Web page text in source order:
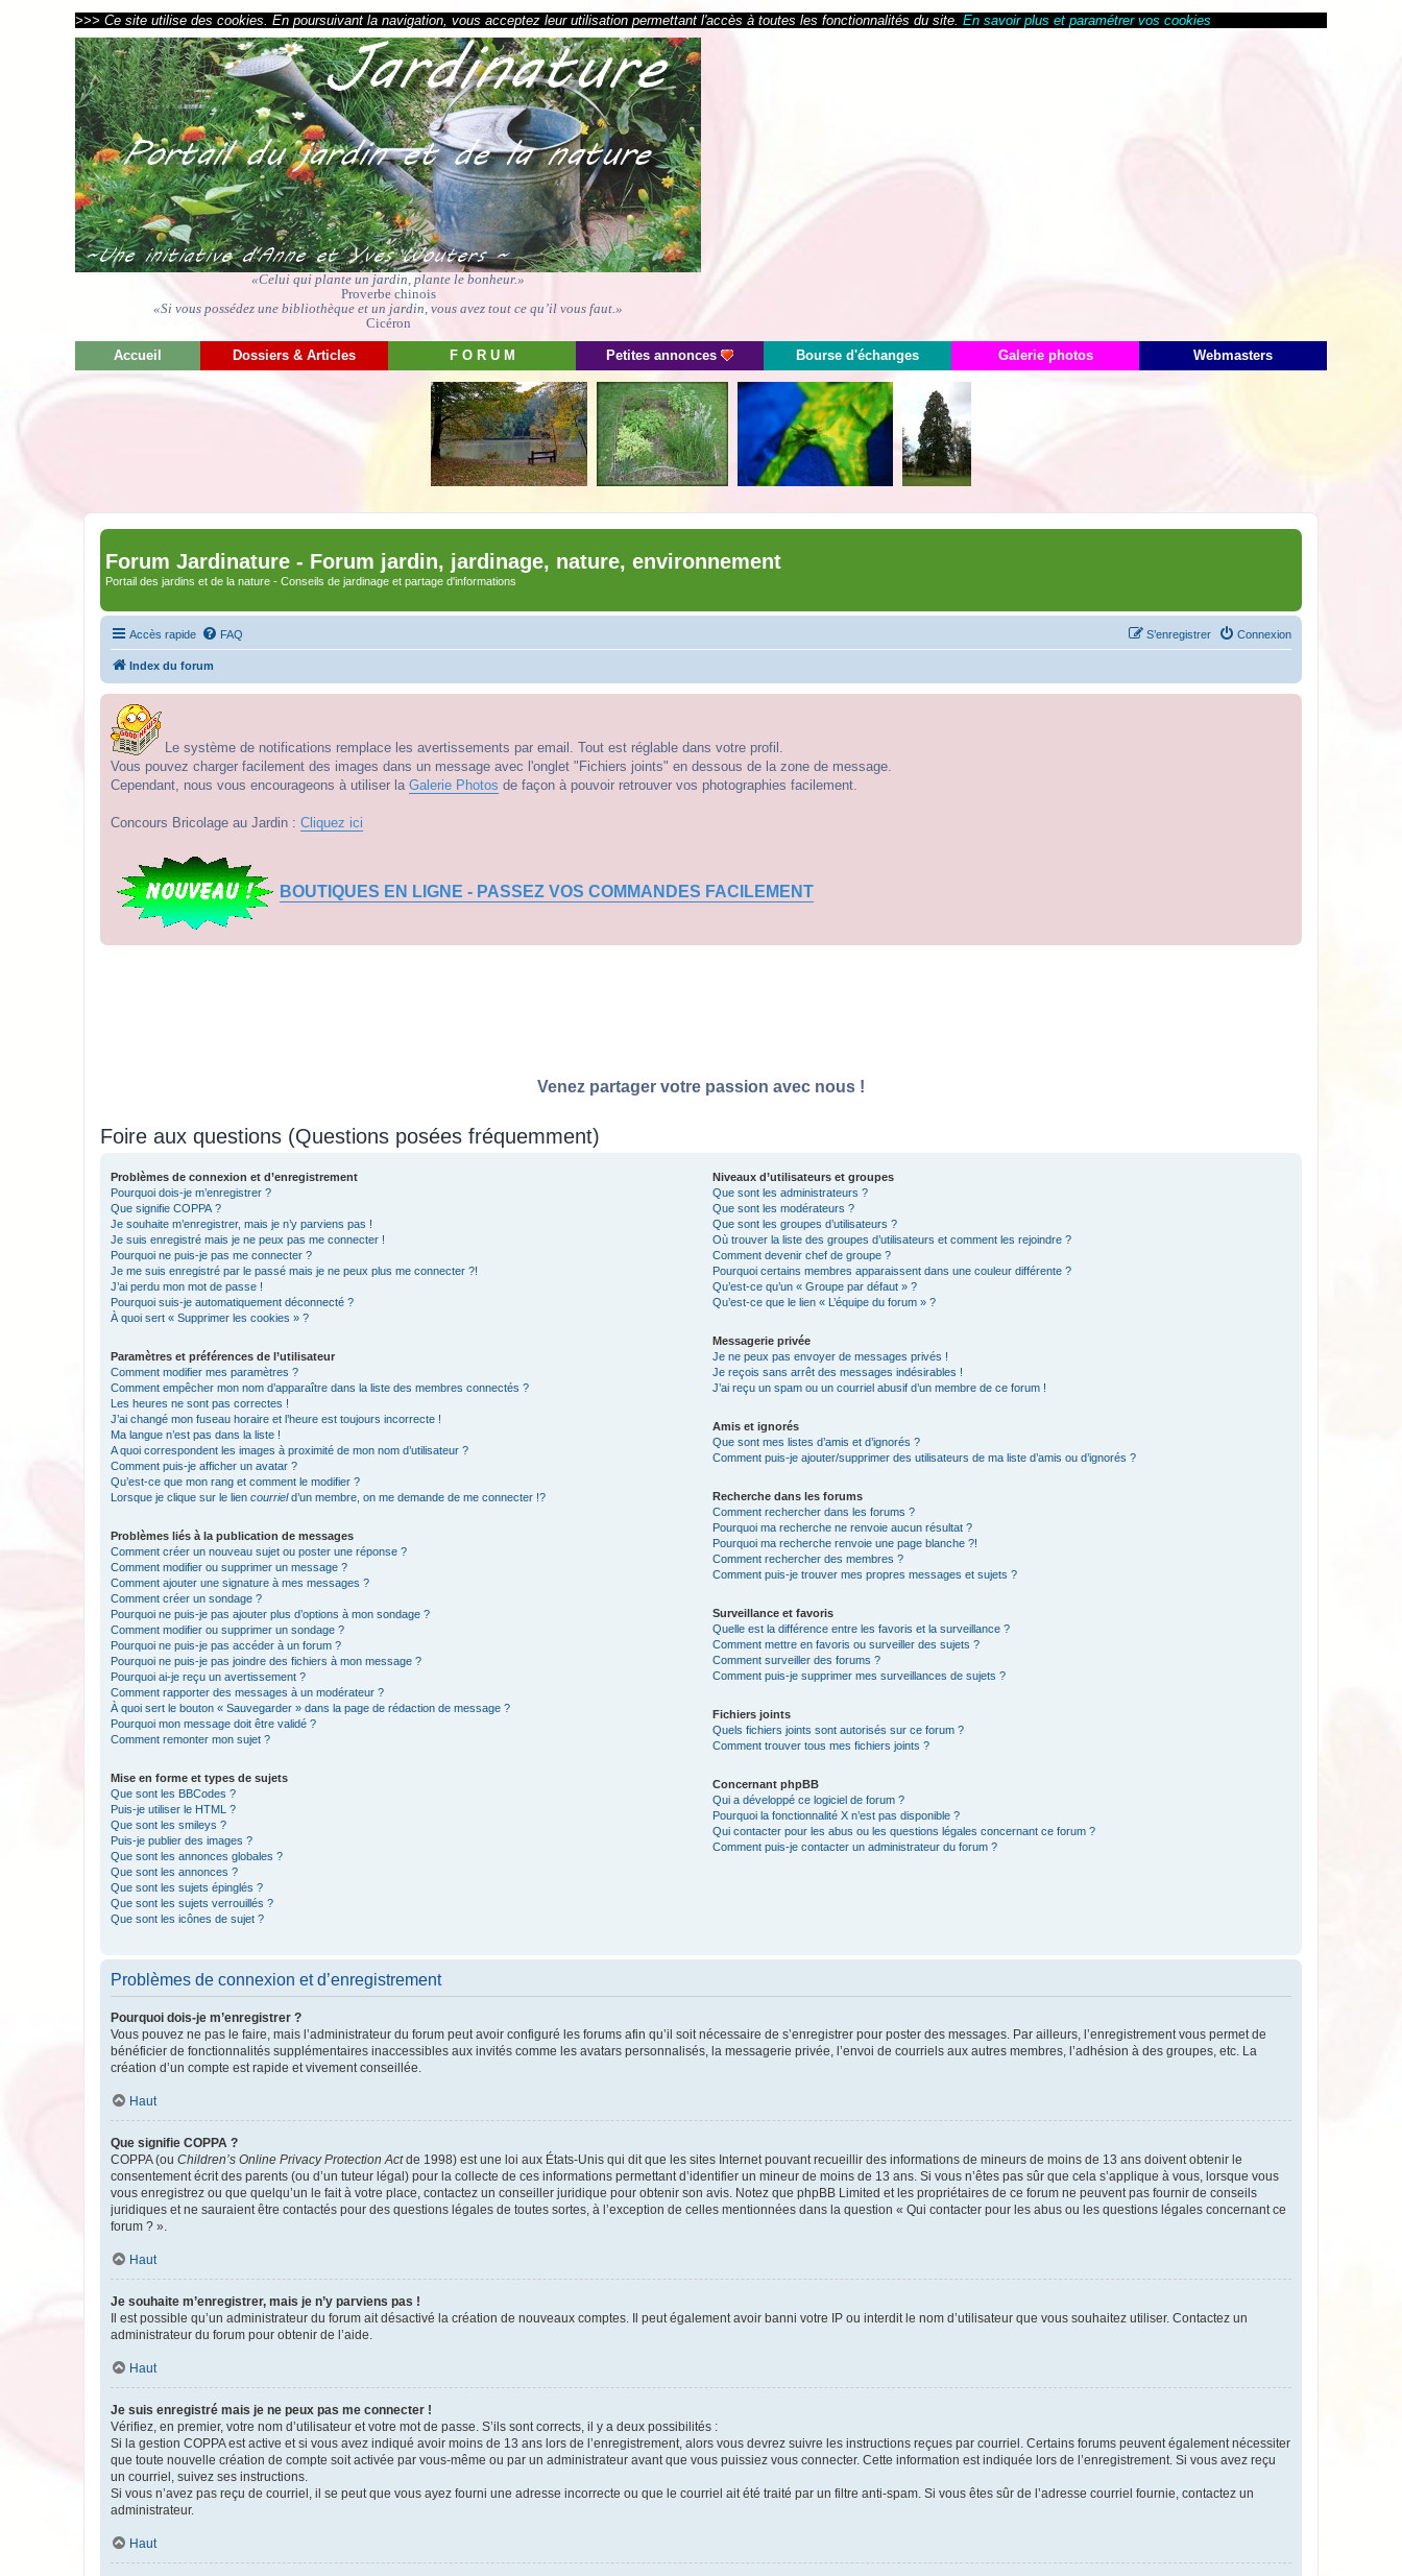
>>> Ce site utilise des cookies. En poursuivant la navigation, vous acceptez leur utilisation permettant l'accès à toutes les fonctionnalités du site. En savoir plus et paramétrer vos cookies
«Celui qui plante un jardin, plante le bonheur.»
Proverbe chinois
«Si vous possédez une bibliothèque et un jardin, vous avez tout ce qu’il vous faut.»
Cicéron
Accueil Dossiers & Articles F O R U M Petites annonces Bourse d'échanges Galerie photos Webmasters
Forum Jardinature - Forum jardin, jardinage, nature, environnement
Portail des jardins et de la nature - Conseils de jardinage et partage d'informations
Accès rapide FAQ Connexion
S’enregistrer
Index du forum
Le système de notifications remplace les avertissements par email. Tout est réglable dans votre profil.
Vous pouvez charger facilement des images dans un message avec l'onglet "Fichiers joints" en dessous de la zone de message.
Cependant, nous vous encourageons à utiliser la Galerie Photos de façon à pouvoir retrouver vos photographies facilement.
Concours Bricolage au Jardin : Cliquez ici
BOUTIQUES EN LIGNE - PASSEZ VOS COMMANDES FACILEMENT
Venez partager votre passion avec nous !
Foire aux questions (Questions posées fréquemment)
Problèmes de connexion et d’enregistrement
Pourquoi dois-je m’enregistrer ?
Que signifie COPPA ?
Je souhaite m’enregistrer, mais je n’y parviens pas !
Je suis enregistré mais je ne peux pas me connecter !
Pourquoi ne puis-je pas me connecter ?
Je me suis enregistré par le passé mais je ne peux plus me connecter ?!
J’ai perdu mon mot de passe !
Pourquoi suis-je automatiquement déconnecté ?
À quoi sert « Supprimer les cookies » ?
Paramètres et préférences de l’utilisateur
Comment modifier mes paramètres ?
Comment empêcher mon nom d’apparaître dans la liste des membres connectés ?
Les heures ne sont pas correctes !
J’ai changé mon fuseau horaire et l’heure est toujours incorrecte !
Ma langue n’est pas dans la liste !
A quoi correspondent les images à proximité de mon nom d’utilisateur ?
Comment puis-je afficher un avatar ?
Qu’est-ce que mon rang et comment le modifier ?
Lorsque je clique sur le lien courrield’un membre, on me demande de me connecter !?
Problèmes liés à la publication de messages
Comment créer un nouveau sujet ou poster une réponse ?
Comment modifier ou supprimer un message ?
Comment ajouter une signature à mes messages ?
Comment créer un sondage ?
Pourquoi ne puis-je pas ajouter plus d’options à mon sondage ?
Comment modifier ou supprimer un sondage ?
Pourquoi ne puis-je pas accéder à un forum ?
Pourquoi ne puis-je pas joindre des fichiers à mon message ?
Pourquoi ai-je reçu un avertissement ?
Comment rapporter des messages à un modérateur ?
À quoi sert le bouton « Sauvegarder » dans la page de rédaction de message ?
Pourquoi mon message doit être validé ?
Comment remonter mon sujet ?
Mise en forme et types de sujets
Que sont les BBCodes ?
Puis-je utiliser le HTML ?
Que sont les smileys ?
Puis-je publier des images ?
Que sont les annonces globales ?
Que sont les annonces ?
Que sont les sujets épinglés ?
Que sont les sujets verrouillés ?
Que sont les icônes de sujet ?
Niveaux d’utilisateurs et groupes
Que sont les administrateurs ?
Que sont les modérateurs ?
Que sont les groupes d’utilisateurs ?
Où trouver la liste des groupes d’utilisateurs et comment les rejoindre ?
Comment devenir chef de groupe ?
Pourquoi certains membres apparaissent dans une couleur différente ?
Qu’est-ce qu’un « Groupe par défaut » ?
Qu’est-ce que le lien « L’équipe du forum » ?
Messagerie privée
Je ne peux pas envoyer de messages privés !
Je reçois sans arrêt des messages indésirables !
J’ai reçu un spam ou un courriel abusif d’un membre de ce forum !
Amis et ignorés
Que sont mes listes d’amis et d’ignorés ?
Comment puis-je ajouter/supprimer des utilisateurs de ma liste d’amis ou d’ignorés ?
Recherche dans les forums
Comment rechercher dans les forums ?
Pourquoi ma recherche ne renvoie aucun résultat ?
Pourquoi ma recherche renvoie une page blanche ?!
Comment rechercher des membres ?
Comment puis-je trouver mes propres messages et sujets ?
Surveillance et favoris
Quelle est la différence entre les favoris et la surveillance ?
Comment mettre en favoris ou surveiller des sujets ?
Comment surveiller des forums ?
Comment puis-je supprimer mes surveillances de sujets ?
Fichiers joints
Quels fichiers joints sont autorisés sur ce forum ?
Comment trouver tous mes fichiers joints ?
Concernant phpBB
Qui a développé ce logiciel de forum ?
Pourquoi la fonctionnalité X n’est pas disponible ?
Qui contacter pour les abus ou les questions légales concernant ce forum ?
Comment puis-je contacter un administrateur du forum ?
Problèmes de connexion et d’enregistrement
Pourquoi dois-je m’enregistrer ?
Vous pouvez ne pas le faire, mais l’administrateur du forum peut avoir configuré les forums afin qu’il soit nécessaire de s’enregistrer pour poster des messages. Par ailleurs, l’enregistrement vous permet de
bénéficier de fonctionnalités supplémentaires inaccessibles aux invités comme les avatars personnalisés, la messagerie privée, l’envoi de courriels aux autres membres, l’adhésion à des groupes, etc. La
création d’un compte est rapide et vivement conseillée.
Haut
Que signifie COPPA ?
COPPA (ou Children’s Online Privacy Protection Actde 1998) est une loi aux États-Unis qui dit que les sites Internet pouvant recueillir des informations de mineurs de moins de 13 ans doivent obtenir le
consentement écrit des parents (ou d’un tuteur légal) pour la collecte de ces informations permettant d’identifier un mineur de moins de 13 ans. Si vous n’êtes pas sûr que cela s’applique à vous, lorsque vous
vous enregistrez ou que quelqu’un le fait à votre place, contactez un conseiller juridique pour obtenir son avis. Notez que phpBB Limited et les propriétaires de ce forum ne peuvent pas fournir de conseils
juridiques et ne sauraient être contactés pour des questions légales de toutes sortes, à l’exception de celles mentionnées dans la question « Qui contacter pour les abus ou les questions légales concernant ce
forum ? ».
Haut
Je souhaite m’enregistrer, mais je n’y parviens pas !
Il est possible qu’un administrateur du forum ait désactivé la création de nouveaux comptes. Il peut également avoir banni votre IP ou interdit le nom d’utilisateur que vous souhaitez utiliser. Contactez un
administrateur du forum pour obtenir de l’aide.
Haut
Je suis enregistré mais je ne peux pas me connecter !
Vérifiez, en premier, votre nom d’utilisateur et votre mot de passe. S’ils sont corrects, il y a deux possibilités :
Si la gestion COPPA est active et si vous avez indiqué avoir moins de 13 ans lors de l’enregistrement, alors vous devrez suivre les instructions reçues par courriel. Certains forums peuvent également nécessiter
que toute nouvelle création de compte soit activée par vous-même ou par un administrateur avant que vous puissiez vous connecter. Cette information est indiquée lors de l’enregistrement. Si vous avez reçu
un courriel, suivez ses instructions.
Si vous n’avez pas reçu de courriel, il se peut que vous ayez fourni une adresse incorrecte ou que le courriel ait été traité par un filtre anti-spam. Si vous êtes sûr de l’adresse courriel fournie, contactez un
administrateur.
Haut